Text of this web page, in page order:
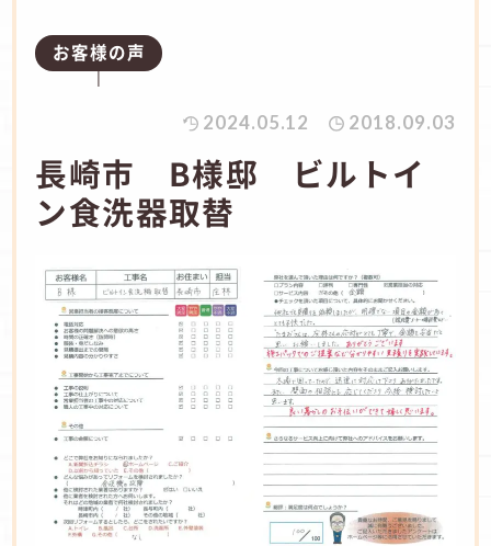
お客様の声
2024.05.12 2018.09.03
長崎市 B様邸 ビルトイ
ン食洗器取替